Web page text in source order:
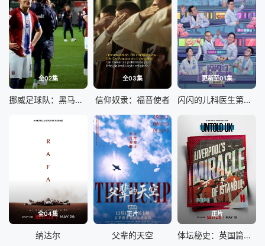
全02集
挪威足球队：黑马之路
全03集
信仰奴隶：福音使者
更新至01集
闪闪的儿科医生第四季
全04集
纳达尔
正片
父辈的天空
正片
体坛秘史：英国篇：利物浦的伊斯坦布尔奇迹